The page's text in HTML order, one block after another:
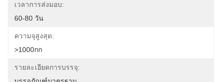
เวลาการส่งมอบ:
60-80 วัน
ความจุสูงสุด:
>1000กก
รายละเอียดการบรรจุ: